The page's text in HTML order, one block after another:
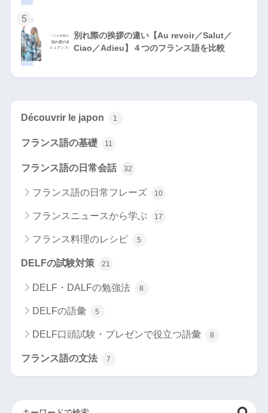
5
別れ際の挨拶の違い【Au revoir／Salut／
Ciao／Adieu】４つのフランス語を比較
Découvrir le japon 1
フランス語の基礎 11
フランス語の日常会話 32
フランス語の日常フレーズ 10
フランスニュースから学ぶ 17
フランス料理のレシピ 5
DELFの試験対策 21
DELF・DALFの勉強法 8
DELFの語彙 5
DELF口頭試験・プレゼンで役立つ語彙 8
フランス語の文法 7